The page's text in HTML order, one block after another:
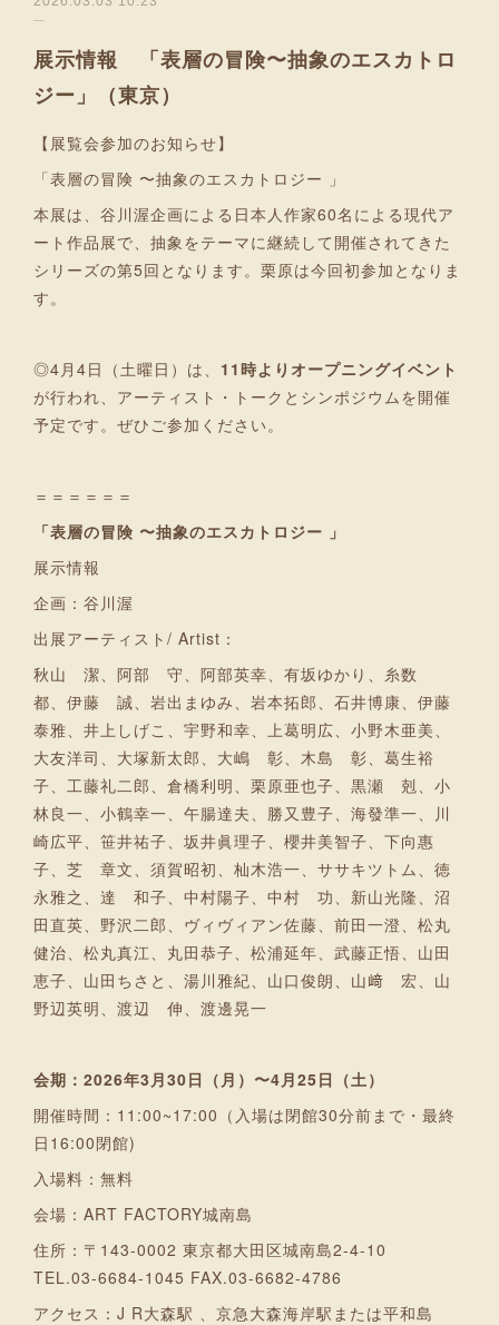
展示情報 「表層の冒険〜抽象のエスカトロ
ジー」（東京）
【展覧会参加のお知らせ】
「表層の冒険 〜抽象のエスカトロジー 」
本展は、谷川渥企画による日本人作家60名による現代ア
ート作品展で、抽象をテーマに継続して開催されてきた
シリーズの第5回となります。栗原は今回初参加となりま
す。
◎4月4日（土曜日）は、 11時よりオープニングイベント
が行われ、アーティスト・トークとシンポジウムを開催
予定です。ぜひご参加ください。
＝＝＝＝＝＝
「表層の冒険 〜抽象のエスカトロジー 」
展示情報
企画：谷川渥
出展アーティスト/ Artist：
秋山 潔、阿部 守、阿部英幸、有坂ゆかり、糸数
都、伊藤 誠、岩出まゆみ、岩本拓郎、石井博康、伊藤
泰雅、井上しげこ、宇野和幸、上葛明広、小野木亜美、
大友洋司、大塚新太郎、大嶋 彰、木島 彰、葛生裕
子、工藤礼二郎、倉橋利明、栗原亜也子、黒瀬 剋、小
林良一、小鶴幸一、午腸達夫、勝又豊子、海發準一、川
崎広平、笹井祐子、坂井眞理子、櫻井美智子、下向惠
子、芝 章文、須賀昭初、杣木浩一、ササキツトム、徳
永雅之、達 和子、中村陽子、中村 功、新山光隆、沼
田直英、野沢二郎、ヴィヴィアン佐藤、前田一澄、松丸
健治、松丸真江、丸田恭子、松浦延年、武藤正悟、山田
恵子、山田ちさと、湯川雅紀、山口俊朗、山﨑 宏、山
野辺英明、渡辺 伸、渡邊晃一
会期：2026年3月30日（月）〜4月25日（土）
開催時間：11:00~17:00（入場は閉館30分前まで・最終
日16:00閉館)
入場料：無料
会場：ART FACTORY城南島
住所：〒143-0002 東京都大田区城南島2-4-10
TEL.03-6684-1045 FAX.03-6682-4786
アクセス：J R大森駅 、京急大森海岸駅または平和島